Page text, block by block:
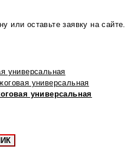
или оставьте заявку на сайте.
универсальная